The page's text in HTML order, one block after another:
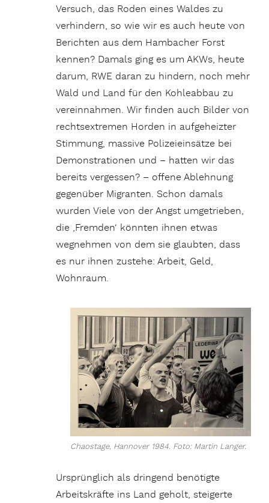
Versuch, das Roden eines Waldes zu
verhindern, so wie wir es auch heute von
Berichten aus dem Hambacher Forst
kennen? Damals ging es um AKWs, heute
darum, RWE daran zu hindern, noch mehr
Wald und Land für den Kohleabbau zu
vereinnahmen. Wir finden auch Bilder von
rechtsextremen Horden in aufgeheizter
Stimmung, massive Polizeieinsätze bei
Demonstrationen und – hatten wir das
bereits vergessen? – offene Ablehnung
gegenüber Migranten. Schon damals
wurden Viele von der Angst umgetrieben,
die ‚Fremden‘ könnten ihnen etwas
wegnehmen von dem sie glaubten, dass
es nur ihnen zustehe: Arbeit, Geld,
Wohnraum.
Chaostage, Hannover 1984. Foto: Martin Langer.
Ursprünglich als dringend benötigte
Arbeitskräfte ins Land geholt, steigerte